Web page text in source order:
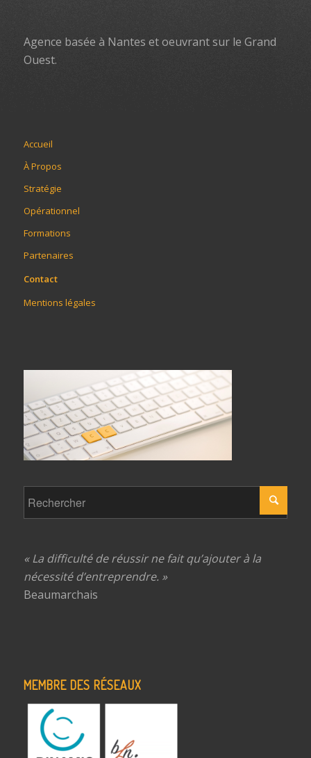
Agence basée à Nantes et oeuvrant sur le Grand
Ouest.
Accueil
À Propos
Stratégie
Opérationnel
Formations
Partenaires
Contact
Mentions légales
« La difficulté de réussir ne fait qu’ajouter à la
nécessité d’entreprendre. »
Beaumarchais
MEMBRE DES RÉSEAUX